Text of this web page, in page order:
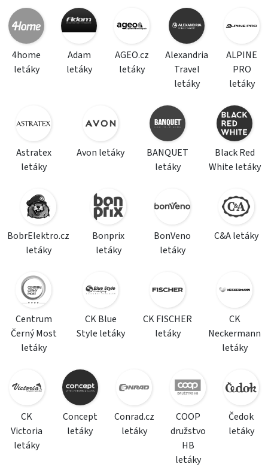
4home
letáky
Adam
letáky
AGEO.cz
letáky
Alexandria
Travel
letáky
ALPINE
PRO
letáky
Astratex
letáky
Avon letáky
BANQUET
letáky
Black Red
White letáky
BobrElektro.cz
letáky
Bonprix
letáky
BonVeno
letáky
C&A letáky
Centrum
Černý Most
letáky
CK Blue
Style letáky
CK FISCHER
letáky
CK
Neckermann
letáky
CK
Victoria
letáky
Concept
letáky
Conrad.cz
letáky
COOP
družstvo
HB
letáky
Čedok
letáky